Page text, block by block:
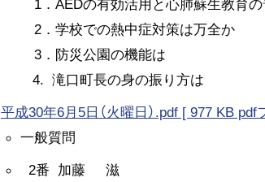
1．AEDの有効活用と心肺蘇生教育の
2．学校での熱中症対策は万全か
3．防災公園の機能は
4. 滝口町長の身の振り方は
平成30年6月5日（火曜日）.pdf [ 977 KB pdf
一般質問
2番 加藤 滋